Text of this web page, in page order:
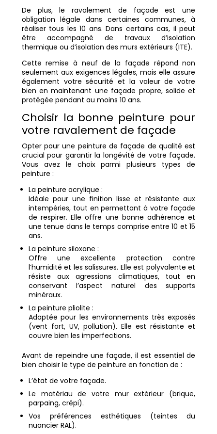
De plus, le ravalement de façade est une
obligation légale dans certaines communes, à
réaliser tous les 10 ans. Dans certains cas, il peut
être accompagné de travaux d’isolation
thermique ou d’isolation des murs extérieurs (ITE).
Cette remise à neuf de la façade répond non
seulement aux exigences légales, mais elle assure
également votre sécurité et la valeur de votre
bien en maintenant une façade propre, solide et
protégée pendant au moins 10 ans.
Choisir la bonne peinture pour
votre ravalement de façade
Opter pour une peinture de façade de qualité est
crucial pour garantir la longévité de votre façade.
Vous avez le choix parmi plusieurs types de
peinture :
La peinture acrylique :
Idéale pour une finition lisse et résistante aux
intempéries, tout en permettant à votre façade
de respirer. Elle offre une bonne adhérence et
une tenue dans le temps comprise entre 10 et 15
ans.
La peinture siloxane :
Offre une excellente protection contre
l’humidité et les salissures. Elle est polyvalente et
résiste aux agressions climatiques, tout en
conservant l’aspect naturel des supports
minéraux.
La peinture pliolite :
Adaptée pour les environnements très exposés
(vent fort, UV, pollution). Elle est résistante et
couvre bien les imperfections.
Avant de repeindre une façade, il est essentiel de
bien choisir le type de peinture en fonction de :
L’état de votre façade.
Le matériau de votre mur extérieur (brique,
parpaing, crépi).
Vos préférences esthétiques (teintes du
nuancier RAL).